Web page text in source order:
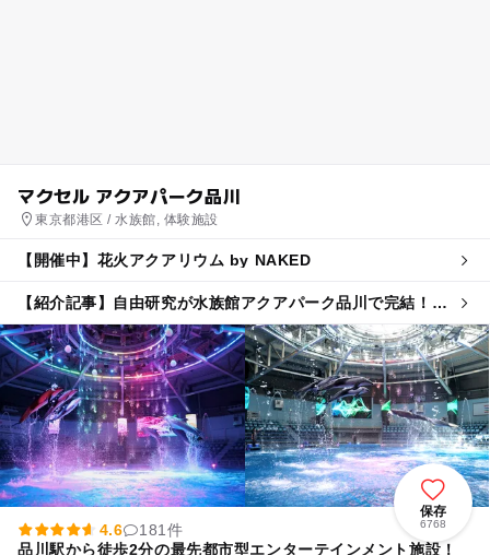
マクセル アクアパーク品川
東京都港区 / 水族館, 体験施設
【開催中】花火アクアリウム by NAKED
【紹介記事】自由研究が水族館アクアパーク品川で完結！
保存
6768
4.6
181件
品川駅から徒歩2分の最先都市型エンターテインメント施設！